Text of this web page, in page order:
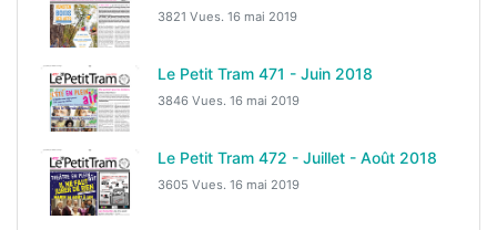
3821 Vues. 16 mai 2019
Le Petit Tram 471 - Juin 2018
3846 Vues. 16 mai 2019
Le Petit Tram 472 - Juillet - Août 2018
3605 Vues. 16 mai 2019